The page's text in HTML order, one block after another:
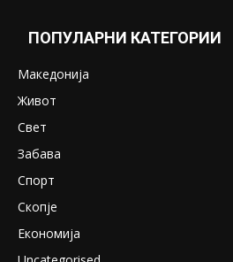
ПОПУЛАРНИ КАТЕГОРИИ
Македонија
Живот
Свет
Забава
Спорт
Скопје
Економија